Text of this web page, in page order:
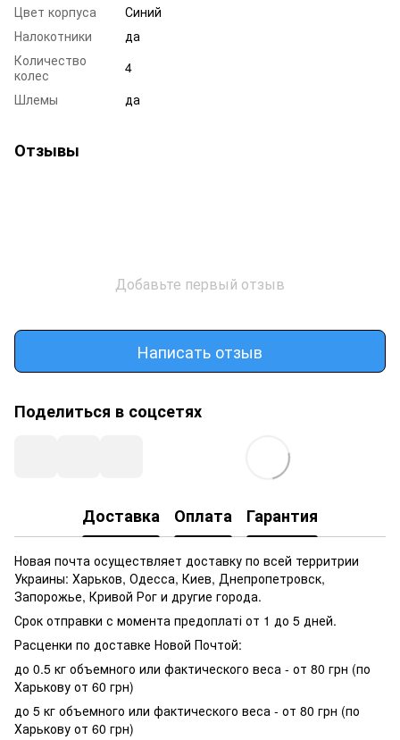
Цвет корпуса
Синий
Налокотники
да
Количество
колес
4
Шлемы
да
Отзывы
Добавьте первый отзыв
Написать отзыв
Поделиться в соцсетях
Доставка Оплата Гарантия
Новая почта осуществляет доставку по всей территрии
Украины: Харьков, Одесса, Киев, Днепропетровск,
Запорожье, Кривой Рог и другие города.
Срок отправки с момента предоплаті от 1 до 5 дней.
Расценки по доставке Новой Почтой:
до 0.5 кг объемного или фактического веса - от 80 грн (по
Харькову от 60 грн)
до 5 кг объемного или фактического веса - от 80 грн (по
Харькову от 60 грн)